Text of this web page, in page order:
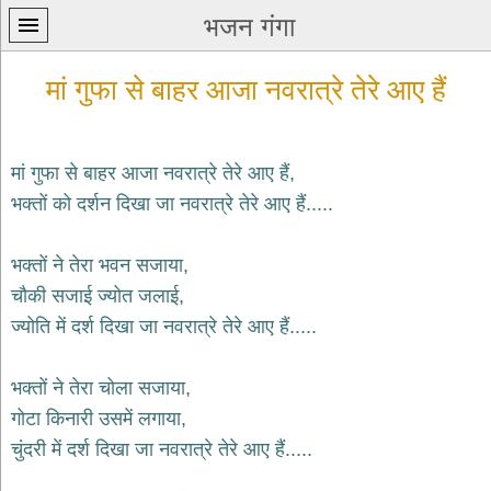
भजन गंगा
प्रथम
home
कृष्ण
भजन
krishna
शिव
भजन
bhajans
मां गुफा से बाहर आजा नवरात्रे तेरे आए हैं
मां गुफा से बाहर आजा नवरात्रे तेरे आए हैं,
भक्तों को दर्शन दिखा जा नवरात्रे तेरे आए हैं.....
भक्तों ने तेरा भवन सजाया,
चौकी सजाई ज्योत जलाई,
ज्योति में दर्श दिखा जा नवरात्रे तेरे आए हैं.....
भक्तों ने तेरा चोला सजाया,
गोटा किनारी उसमें लगाया,
चुंदरी में दर्श दिखा जा नवरात्रे ‌तेरे आए हैं.....